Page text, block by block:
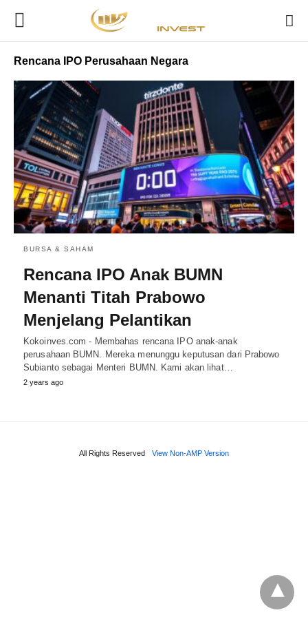
Rencana IPO Perusahaan Negara
BURSA & SAHAM
Rencana IPO Anak BUMN
Menanti Titah Prabowo
Menjelang Pelantikan
Kokoinves.com - Membahas rencana IPO anak-anak
perusahaan BUMN. Mereka menunggu keputusan dari Prabowo
Subianto sebagai Menteri BUMN. Kami akan lihat…
2 years ago
All Rights Reserved View Non-AMP Version